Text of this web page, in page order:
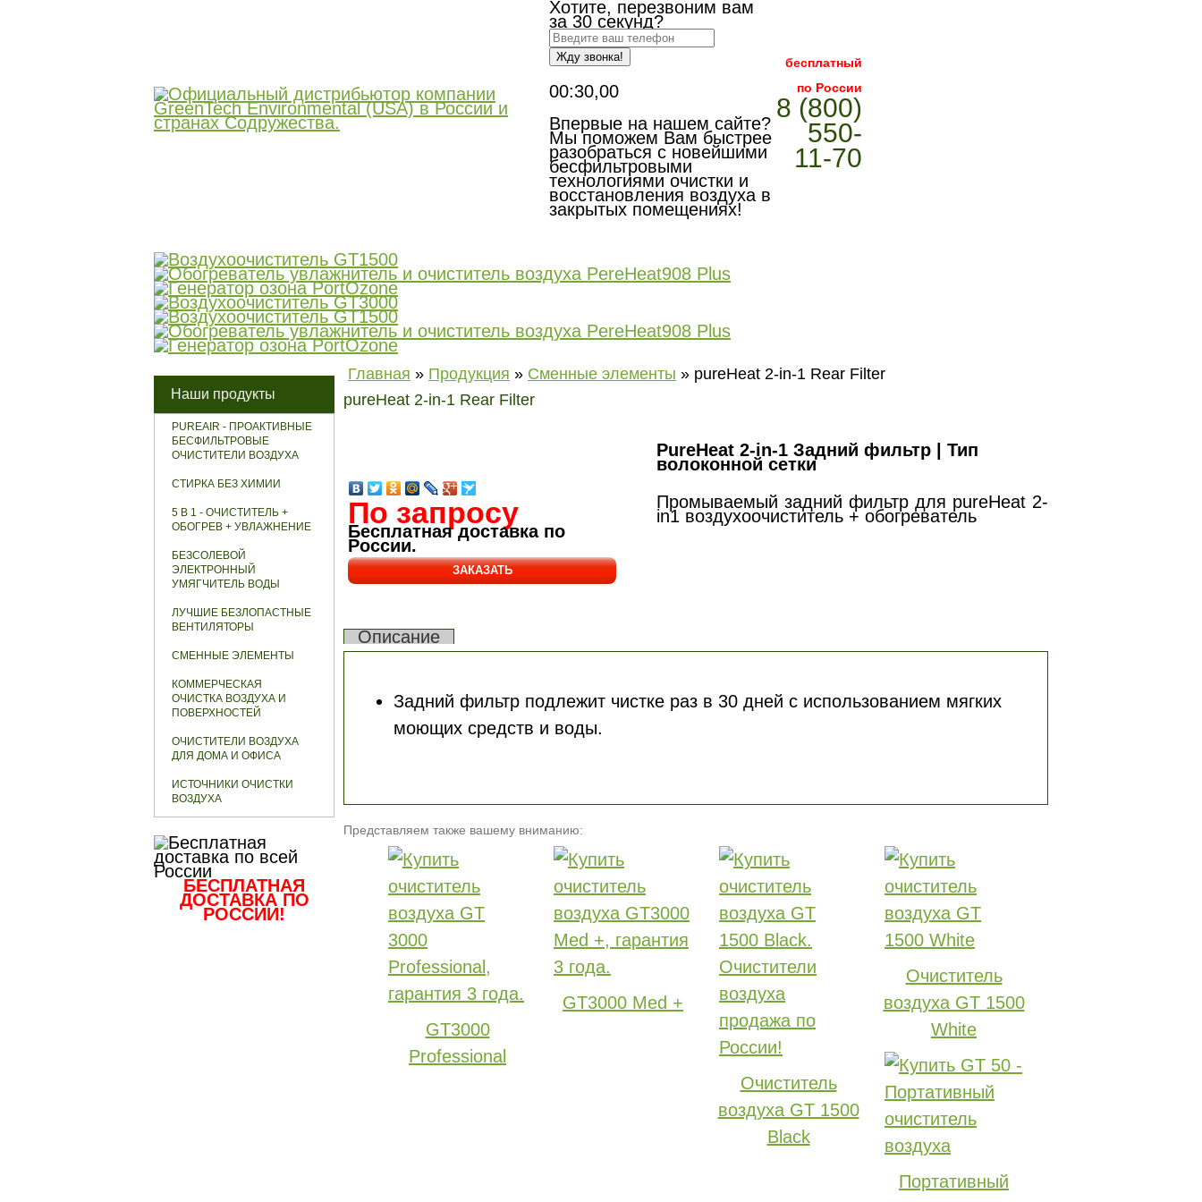
Хотите, перезвоним вам
за 30 секунд?
Жду звонка!
00:30,00
Впервые на нашем сайте?
Мы поможем Вам быстрее
разобраться с новейшими
бесфильтровыми
технологиями очистки и
восстановления воздуха в
закрытых помещениях!
бесплатный
по России
8 (800)
550-
11-70
Наши продукты
PUREAIR - ПРОАКТИВНЫЕ
БЕСФИЛЬТРОВЫЕ
ОЧИСТИТЕЛИ ВОЗДУХА
СТИРКА БЕЗ ХИМИИ
5 В 1 - ОЧИСТИТЕЛЬ +
ОБОГРЕВ + УВЛАЖНЕНИЕ
БЕЗСОЛЕВОЙ
ЭЛЕКТРОННЫЙ
УМЯГЧИТЕЛЬ ВОДЫ
ЛУЧШИЕ БЕЗЛОПАСТНЫЕ
ВЕНТИЛЯТОРЫ
СМЕННЫЕ ЭЛЕМЕНТЫ
КОММЕРЧЕСКАЯ
ОЧИСТКА ВОЗДУХА И
ПОВЕРХНОСТЕЙ
ОЧИСТИТЕЛИ ВОЗДУХА
ДЛЯ ДОМА И ОФИСА
ИСТОЧНИКИ ОЧИСТКИ
ВОЗДУХА
БЕСПЛАТНАЯ
ДОСТАВКА ПО
РОССИИ!
Главная » Продукция » Сменные элементы » pureHeat 2-in-1 Rear Filter
pureHeat 2-in-1 Rear Filter
По запросу
Бесплатная доставка по
России.
PureHeat 2-in-1 Задний фильтр | Тип
волоконной сетки
Промываемый задний фильтр для pureHeat 2-
in1 воздухоочиститель + обогреватель
Описание
Задний фильтр подлежит чистке раз в 30 дней с использованием мягких
моющих средств и воды.
Представляем также вашему вниманию:
GT3000
Professional
GT3000 Med +
Очиститель
воздуха GT 1500
Black
Очиститель
воздуха GT 1500
White
Портативный